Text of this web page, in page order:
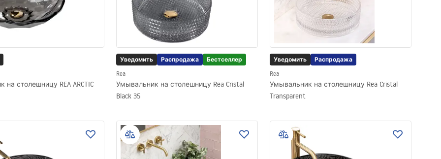
на столешницу REA ARCTIC
Уведомить Распродажа Бестселлер
Rea
Умывальник на столешницу Rea Cristal
Black 35
Уведомить Распродажа
Rea
Умывальник на столешницу Rea Cristal
Transparent